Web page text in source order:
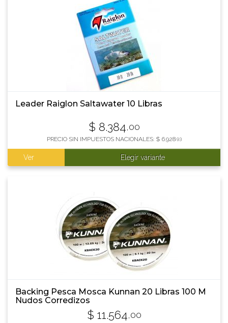
Leader Raiglon Saltawater 10 Libras
$ 8.384,00
PRECIO SIN IMPUESTOS NACIONALES: $ 6.928,93
Ver Elegir variante
Backing Pesca Mosca Kunnan 20 Libras 100 M
Nudos Corredizos
$ 11.564,00